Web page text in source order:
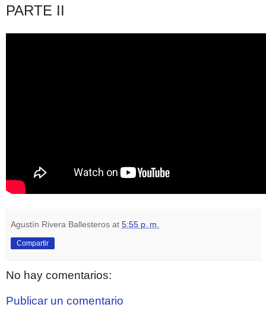
PARTE II
Agustín Rivera Ballesteros at 5:55 p. m.
Compartir
No hay comentarios:
Publicar un comentario